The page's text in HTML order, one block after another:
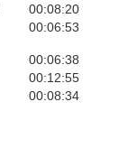
00:08:20
00:06:53
00:06:38
00:12:55
00:08:34